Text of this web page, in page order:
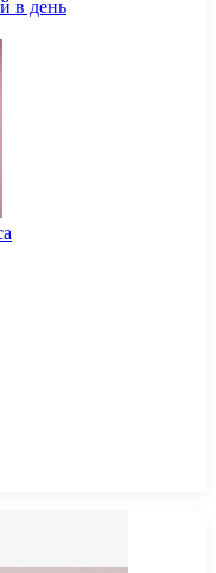
в день